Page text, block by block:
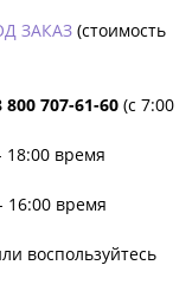
ЗАКАЗ (стоимость
800 707-61-60 (с 7:00
18:00 время
16:00 время
воспользуйтесь